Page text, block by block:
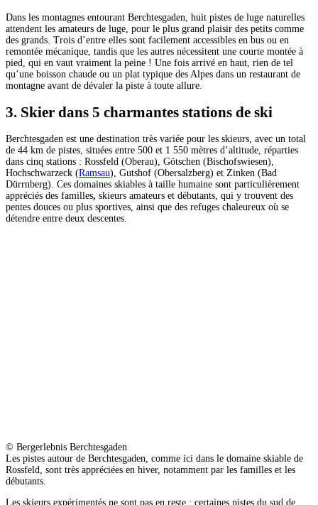
Dans les montagnes entourant Berchtesgaden, huit pistes de luge naturelles
attendent les amateurs de luge, pour le plus grand plaisir des petits comme
des grands. Trois d’entre elles sont facilement accessibles en bus ou en
remontée mécanique, tandis que les autres nécessitent une courte montée à
pied, qui en vaut vraiment la peine ! Une fois arrivé en haut, rien de tel
qu’une boisson chaude ou un plat typique des Alpes dans un restaurant de
montagne avant de dévaler la piste à toute allure.
3. Skier dans 5 charmantes stations de ski
Berchtesgaden est une destination très variée pour les skieurs, avec un total
de 44 km de pistes, situées entre 500 et 1 550 mètres d’altitude, réparties
dans cinq stations : Rossfeld (Oberau), Götschen (Bischofswiesen),
Hochschwarzeck (Ramsau), Gutshof (Obersalzberg) et Zinken (Bad
Dürrnberg). Ces domaines skiables à taille humaine sont particulièrement
appréciés des familles, skieurs amateurs et débutants, qui y trouvent des
pentes douces ou plus sportives, ainsi que des refuges chaleureux où se
détendre entre deux descentes.
© Bergerlebnis Berchtesgaden
Les pistes autour de Berchtesgaden, comme ici dans le domaine skiable de
Rossfeld, sont très appréciées en hiver, notamment par les familles et les
débutants.
Les skieurs expérimentés ne sont pas en reste : certaines pistes du sud de